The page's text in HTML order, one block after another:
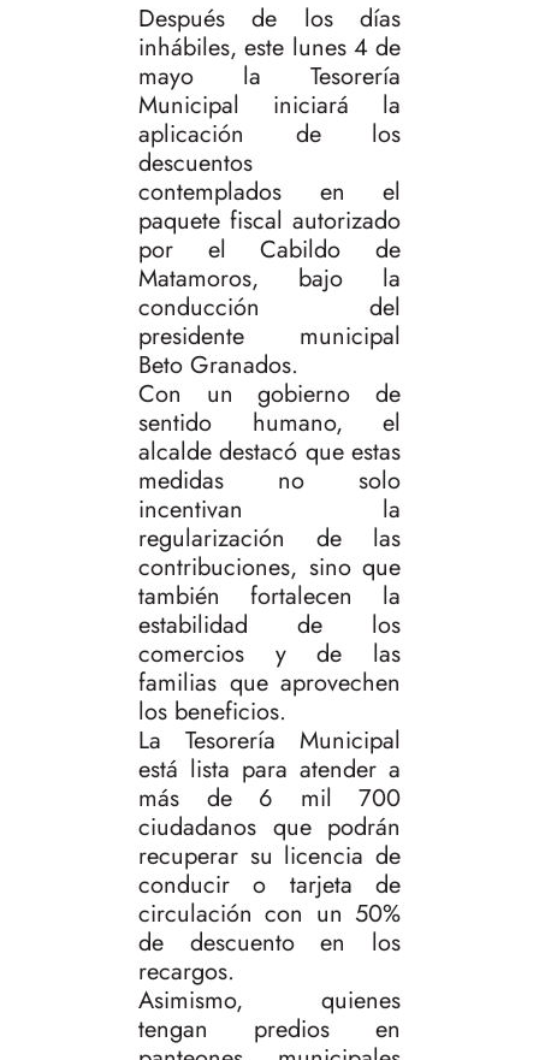
Después de los días
inhábiles, este lunes 4 de
mayo la Tesorería
Municipal iniciará la
aplicación de los
descuentos
contemplados en el
paquete fiscal autorizado
por el Cabildo de
Matamoros, bajo la
conducción del
presidente municipal
Beto Granados.
Con un gobierno de
sentido humano, el
alcalde destacó que estas
medidas no solo
incentivan la
regularización de las
contribuciones, sino que
también fortalecen la
estabilidad de los
comercios y de las
familias que aprovechen
los beneficios.
La Tesorería Municipal
está lista para atender a
más de 6 mil 700
ciudadanos que podrán
recuperar su licencia de
conducir o tarjeta de
circulación con un 50%
de descuento en los
recargos.
Asimismo, quienes
tengan predios en